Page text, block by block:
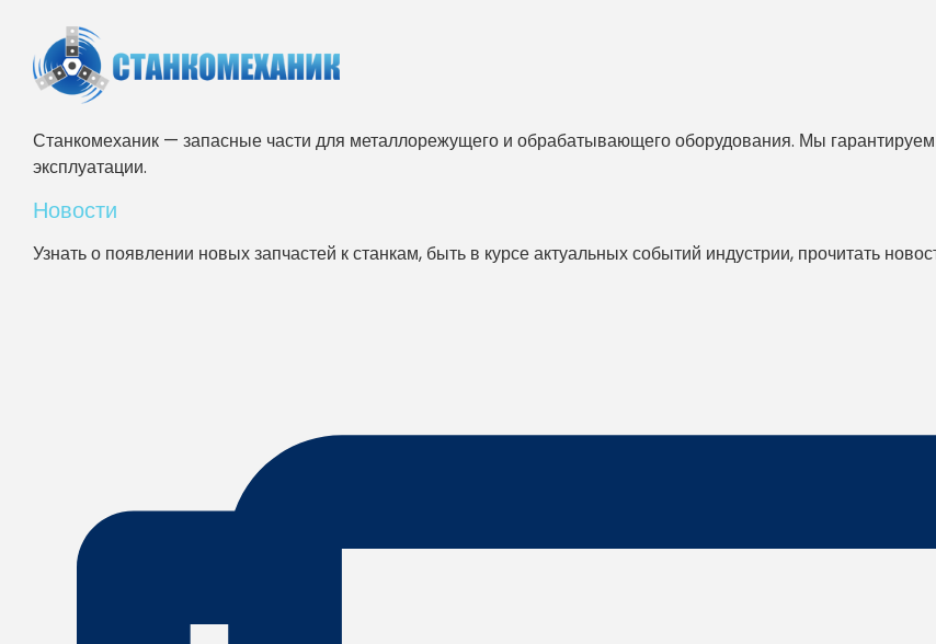
Станкомеханик — запасные части для металлорежущего и обрабатывающего оборудования. Мы
эксплуатации.
Новости
Узнать о появлении новых запчастей к станкам, быть в курсе актуальных событий индустрии, прочитать